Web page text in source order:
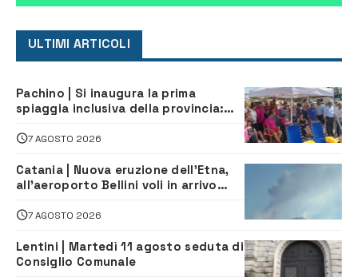
ULTIMI ARTICOLI
Pachino | Si inaugura la prima
spiaggia inclusiva della provincia:
tutti
7 AGOSTO 2026
Catania | Nuova eruzione dell’Etna,
all’aeroporto Bellini voli in arrivo
7 AGOSTO 2026
Lentini | Martedì 11 agosto seduta di
Consiglio Comunale